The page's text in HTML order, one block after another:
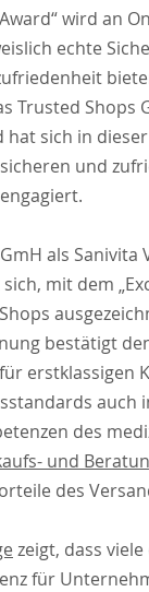
wird an
echte
Trusted Shops
hat sich in
und
als Sanivita
mit dem
bestätigt
erstklassigen
auch
des
und
des
zeigt, dass
für